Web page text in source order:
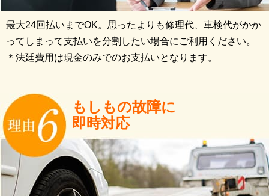
最大24回払いまでOK。思ったよりも修理代、車検代がかか
ってしまって支払いを分割したい場合にご利用ください。
＊法廷費用は現金のみでのお支払いとなります。
もしもの故障に
即時対応